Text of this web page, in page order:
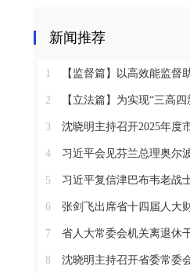
新闻推荐
1 【监督篇】以高效能监督
2 【立法篇】为实现“三高四新”美好
3 沈晓明主持召开2025年度市州和省直行业系统党（工）委书
4 习近平会见芬兰总理奥尔
5 习近平复信津巴布韦老战
6 张剑飞出席省十四届人大财经委
7 省人大常委会机关离退休干部职工党总支召开
8 沈晓明主持召开省委常委